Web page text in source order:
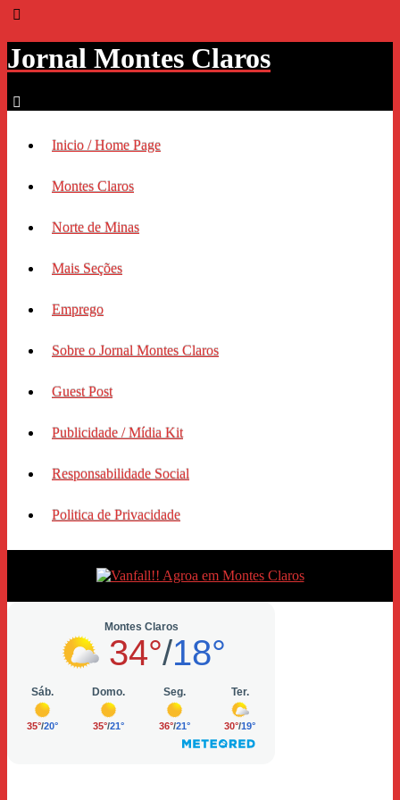
Jornal Montes Claros
Inicio / Home Page
Montes Claros
Norte de Minas
Mais Seções
Emprego
Sobre o Jornal Montes Claros
Guest Post
Publicidade / Mídia Kit
Responsabilidade Social
Politica de Privacidade